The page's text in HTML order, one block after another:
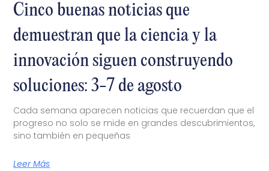
Cinco buenas noticias que
demuestran que la ciencia y la
innovación siguen construyendo
soluciones: 3-7 de agosto
Cada semana aparecen noticias que recuerdan que el
progreso no solo se mide en grandes descubrimientos,
sino también en pequeñas
Leer Más